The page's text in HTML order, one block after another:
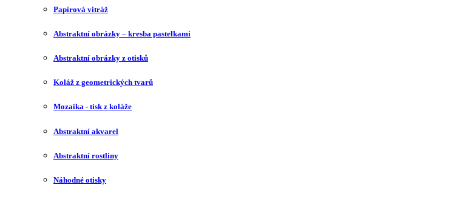
Papírová vitráž
Abstraktní obrázky – kresba pastelkami
Abstraktní obrázky z otisků
Koláž z geometrických tvarů
Mozaika - tisk z koláže
Abstraktní akvarel
Abstraktní rostliny
Náhodné otisky